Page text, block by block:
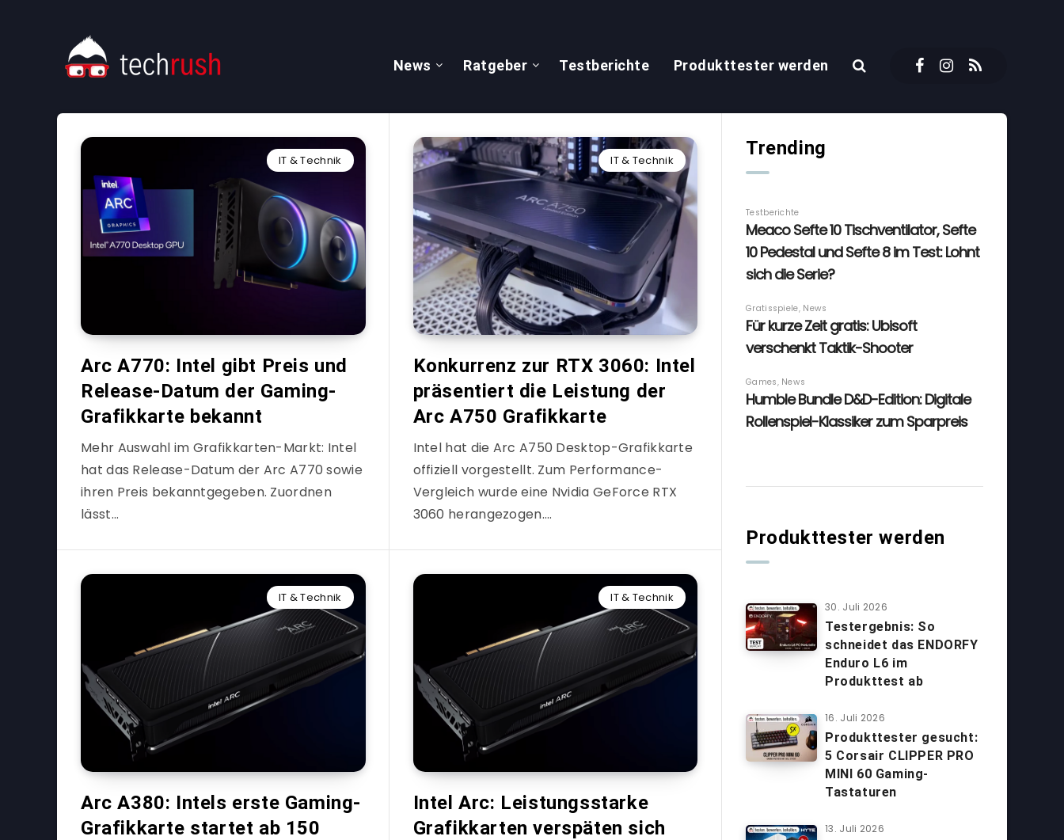
News Ratgeber Testberichte Produkttester werden
IT & Technik
Arc A770: Intel gibt Preis und
Release-Datum der Gaming-
Grafikkarte bekannt
Mehr Auswahl im Grafikkarten-Markt: Intel
hat das Release-Datum der Arc A770 sowie
ihren Preis bekanntgegeben. Zuordnen
lässt…
IT & Technik
Konkurrenz zur RTX 3060: Intel
präsentiert die Leistung der
Arc A750 Grafikkarte
Intel hat die Arc A750 Desktop-Grafikkarte
offiziell vorgestellt. Zum Performance-
Vergleich wurde eine Nvidia GeForce RTX
3060 herangezogen….
IT & Technik
Arc A380: Intels erste Gaming-
Grafikkarte startet ab 150
IT & Technik
Intel Arc: Leistungsstarke
Grafikkarten verspäten sich
Trending
Produkttester werden
30. Juli 2026
Testergebnis: So
schneidet das ENDORFY
Enduro L6 im
Produkttest ab
16. Juli 2026
Produkttester gesucht:
5 Corsair CLIPPER PRO
MINI 60 Gaming-
Tastaturen
13. Juli 2026